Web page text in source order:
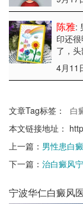
陈雅:
印还
了，
4月11
文章Tag标签： 白
本文链接地址：
上一篇： 男性患白
下一篇： 治白癜风
宁波华仁白癜风